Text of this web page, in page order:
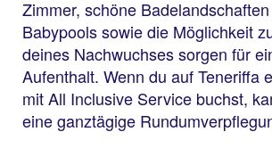
Zimmer, schöne
Babypools sowie die Möglichkeit
deines Nachwuchses sorgen für
Aufenthalt. Wenn du auf Teneriffa
mit All Inclusive Service buchst,
eine ganztägige